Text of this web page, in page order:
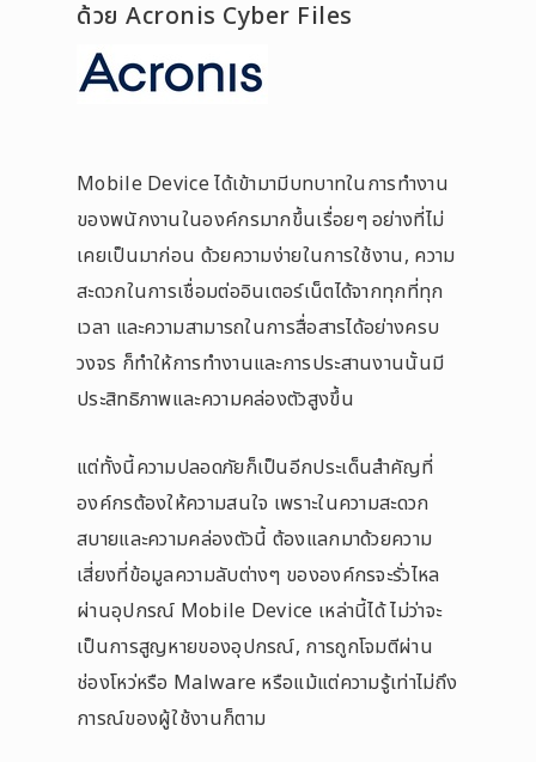
ด้วย Acronis Cyber Files
Mobile Device ได้เข้ามามีบทบาทในการทำงาน
ของพนักงานในองค์กรมากขึ้นเรื่อยๆ อย่างที่ไม่
เคยเป็นมาก่อน ด้วยความง่ายในการใช้งาน, ความ
สะดวกในการเชื่อมต่ออินเตอร์เน็ตได้จากทุกที่ทุก
เวลา และความสามารถในการสื่อสารได้อย่างครบ
วงจร ก็ทำให้การทำงานและการประสานงานนั้นมี
ประสิทธิภาพและความคล่องตัวสูงขึ้น
แต่ทั้งนี้ความปลอดภัยก็เป็นอีกประเด็นสำคัญที่
องค์กรต้องให้ความสนใจ เพราะในความสะดวก
สบายและความคล่องตัวนี้ ต้องแลกมาด้วยความ
เสี่ยงที่ข้อมูลความลับต่างๆ ขององค์กรจะรั่วไหล
ผ่านอุปกรณ์ Mobile Device เหล่านี้ได้ ไม่ว่าจะ
เป็นการสูญหายของอุปกรณ์, การถูกโจมตีผ่าน
ช่องโหว่หรือ Malware หรือแม้แต่ความรู้เท่าไม่ถึง
การณ์ของผู้ใช้งานก็ตาม